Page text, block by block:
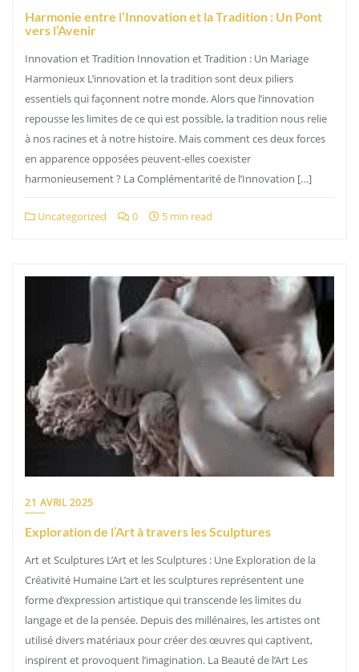
Harmonie entre l’Innovation et la Tradition : Un Pont
vers l’Avenir
Innovation et Tradition Innovation et Tradition : Un Mariage
Harmonieux L’innovation et la tradition sont deux piliers
essentiels qui façonnent notre monde. Alors que l’innovation
repousse les limites de ce qui est possible, la tradition nous relie
à nos racines et à notre histoire. Mais comment ces deux forces
en apparence opposées peuvent-elles coexister
harmonieusement ? La Complémentarité de l’Innovation […]
Uncategorized 0 5 min read
21 AVRIL 2025
Exploration de l’Art à travers les Sculptures
Art et Sculptures L’Art et les Sculptures : Une Exploration de la
Créativité Humaine L’art et les sculptures représentent une
forme d’expression artistique qui transcende les limites du
langage et de la pensée. Depuis des millénaires, les artistes ont
utilisé divers matériaux pour créer des œuvres qui captivent,
inspirent et provoquent l’imagination. La Beauté de l’Art Les